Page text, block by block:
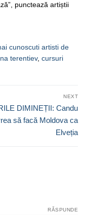
punctează artiștii
cunoscuti artisti de
terentiev, cursuri
NEXT
DIMINEȚII: Candu
să facă Moldova ca
Elveția
RĂSPUNDE